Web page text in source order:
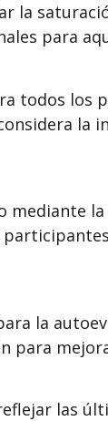
la
para
todos los
la
mediante
la
para
las